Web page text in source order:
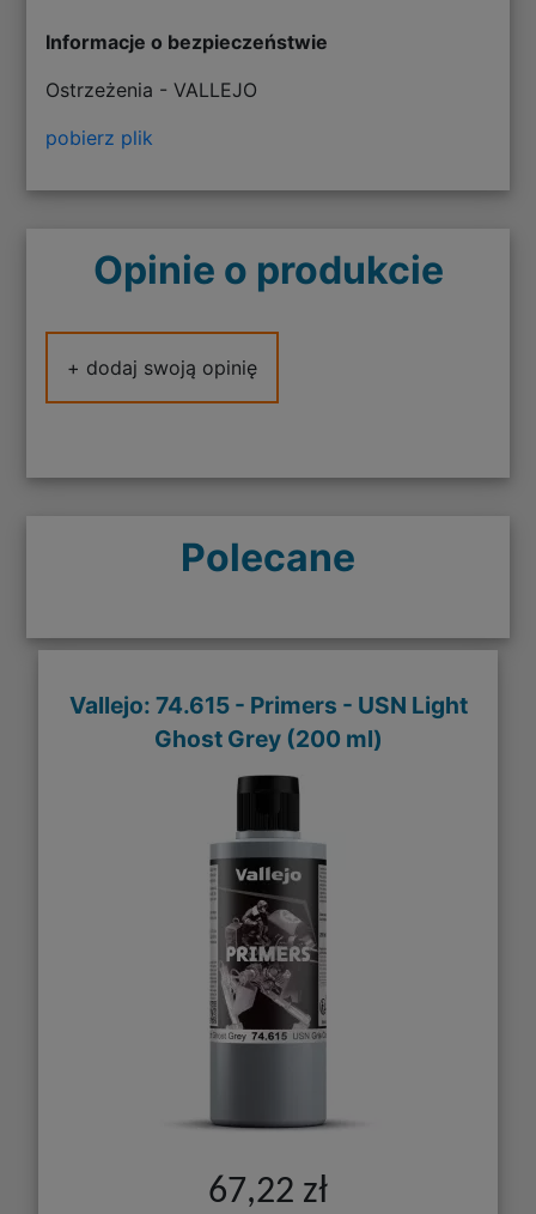
Informacje o bezpieczeństwie
Ostrzeżenia - VALLEJO
pobierz plik
Opinie o produkcie
+ dodaj swoją opinię
Polecane
Vallejo: 74.615 - Primers - USN Light
Ghost Grey (200 ml)
67,22 zł